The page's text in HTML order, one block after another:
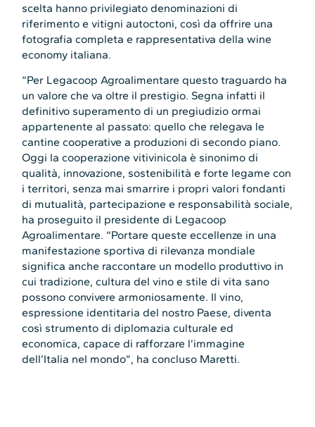
scelta hanno privilegiato denominazioni di
riferimento e vitigni autoctoni, così da offrire una
fotografia completa e rappresentativa della wine
economy italiana.
“Per Legacoop Agroalimentare questo traguardo ha
un valore che va oltre il prestigio. Segna infatti il
definitivo superamento di un pregiudizio ormai
appartenente al passato: quello che relegava le
cantine cooperative a produzioni di secondo piano.
Oggi la cooperazione vitivinicola è sinonimo di
qualità, innovazione, sostenibilità e forte legame con
i territori, senza mai smarrire i propri valori fondanti
di mutualità, partecipazione e responsabilità sociale,
ha proseguito il presidente di Legacoop
Agroalimentare. “Portare queste eccellenze in una
manifestazione sportiva di rilevanza mondiale
significa anche raccontare un modello produttivo in
cui tradizione, cultura del vino e stile di vita sano
possono convivere armoniosamente. Il vino,
espressione identitaria del nostro Paese, diventa
così strumento di diplomazia culturale ed
economica, capace di rafforzare l’immagine
dell’Italia nel mondo”, ha concluso Maretti.